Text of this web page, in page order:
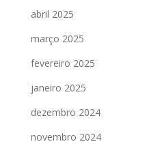
abril 2025
março 2025
fevereiro 2025
janeiro 2025
dezembro 2024
novembro 2024